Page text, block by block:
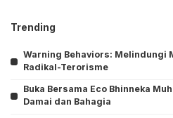
Trending
Warning Behaviors: Melindungi
Radikal-Terorisme
Buka Bersama Eco Bhinneka
Damai dan Bahagia